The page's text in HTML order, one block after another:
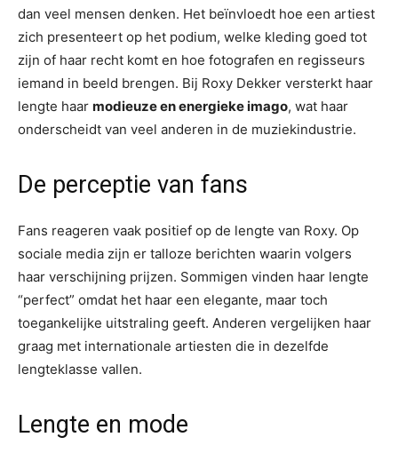
dan veel mensen denken. Het beïnvloedt hoe een artiest
zich presenteert op het podium, welke kleding goed tot
zijn of haar recht komt en hoe fotografen en regisseurs
iemand in beeld brengen. Bij Roxy Dekker versterkt haar
lengte haar modieuze en energieke imago, wat haar
onderscheidt van veel anderen in de muziekindustrie.
De perceptie van fans
Fans reageren vaak positief op de lengte van Roxy. Op
sociale media zijn er talloze berichten waarin volgers
haar verschijning prijzen. Sommigen vinden haar lengte
“perfect” omdat het haar een elegante, maar toch
toegankelijke uitstraling geeft. Anderen vergelijken haar
graag met internationale artiesten die in dezelfde
lengteklasse vallen.
Lengte en mode